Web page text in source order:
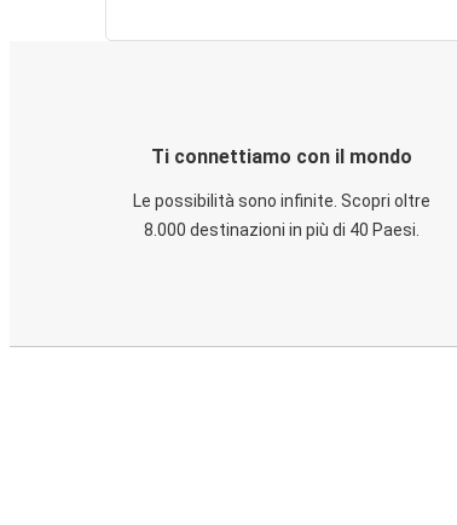
Ti connettiamo con il mondo
Le possibilità sono infinite. Scopri oltre
8.000 destinazioni in più di 40 Paesi.